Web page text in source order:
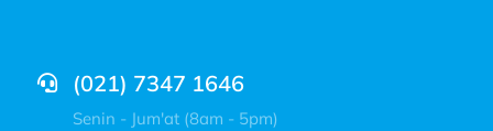
(021) 7347 1646
Senin - Jum'at (8am - 5pm)